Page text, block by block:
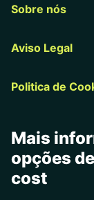
Sobre nós
Aviso Legal
Politica de
Mais
opções
cost